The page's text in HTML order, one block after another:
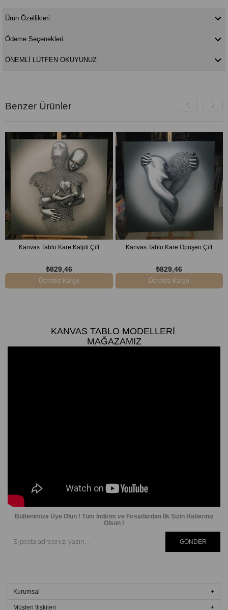
Ürün Özellikleri
Ödeme Seçenekleri
ÖNEMLİ LÜTFEN OKUYUNUZ
Benzer Ürünler
Kanvas Tablo Kare Kalpli Çift
₺829,46
Ücretsiz Kargo
Kanvas Tablo Kare Öpüşen Çift
₺829,46
Ücretsiz Kargo
KANVAS TABLO MODELLERI
MAĞAZAMIZ
Bültenimize Üye Olun ! Tüm İndirim ve Fırsatlardan İlk Sizin Haberiniz
Olsun !
GÖNDER
Kurumsal
Müşteri İlişkileri